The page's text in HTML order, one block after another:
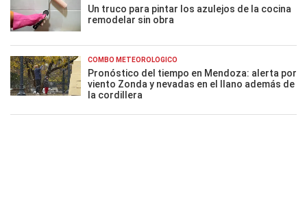
Un truco para pintar los azulejos de la cocina
remodelar sin obra
COMBO METEOROLÓGICO
Pronóstico del tiempo en Mendoza: alerta por
viento Zonda y nevadas en el llano además de
la cordillera